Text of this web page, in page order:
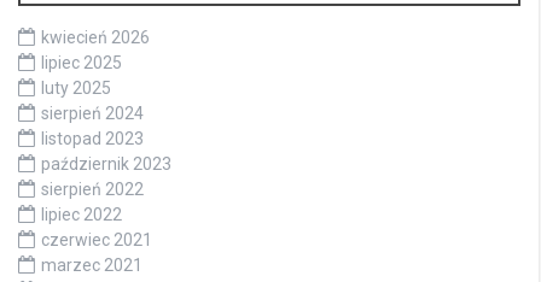
kwiecień 2026
lipiec 2025
luty 2025
sierpień 2024
listopad 2023
październik 2023
sierpień 2022
lipiec 2022
czerwiec 2021
marzec 2021